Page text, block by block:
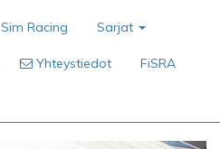
Sim Racing Sarjat
Yhteystiedot FiSRA